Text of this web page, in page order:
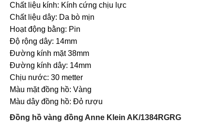
Chất liệu kính: Kính cứng chịu lực
Chất liệu dây: Da bò mịn
Hoạt động bằng: Pin
Độ rộng dây: 14mm
Đường kính mặt 38mm
Đường kính dây: 14mm
Chịu nước: 30 metter
Màu mặt đồng hồ: Vàng
Màu dây đồng hồ: Đỏ rượu
Đồng hồ vàng đồng Anne Klein AK/1384RGRG